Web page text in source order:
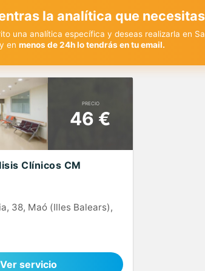
la analítica que
una analítica específica y deseas realizarla en
en menos de 24h lo tendrás en tu email.
PRECIO
46 €
Clínicos CM
38, Maó (Illes Balears),
Ver servicio